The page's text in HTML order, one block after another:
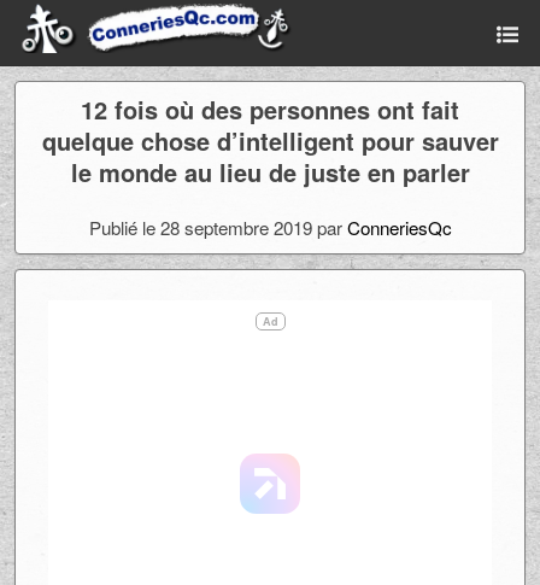
12 fois où des personnes ont fait
quelque chose d’intelligent pour sauver
le monde au lieu de juste en parler
Publié le 28 septembre 2019 parConneriesQc
Ad